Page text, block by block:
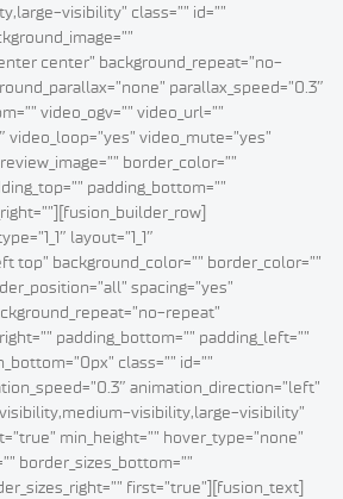
visibility” class=”” id=””
center” background_repeat=”no-
parallax_speed=”0.3″
video_ogv=”” video_url=””
video_loop=”yes” video_mute=”yes”
border_color=””
padding_bottom=””
layout=”1_1″
top” background_color=”” border_color=””
spacing=”yes”
repeat”
padding_bottom=”” padding_left=””
class=”” id=””
animation_direction=”left”
visibility,large-visibility”
min_height=”” hover_type=”none”
border_sizes_bottom=””
first=”true”][fusion_text]